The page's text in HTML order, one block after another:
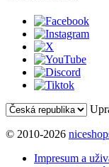
© 2010-2026
Impresum a